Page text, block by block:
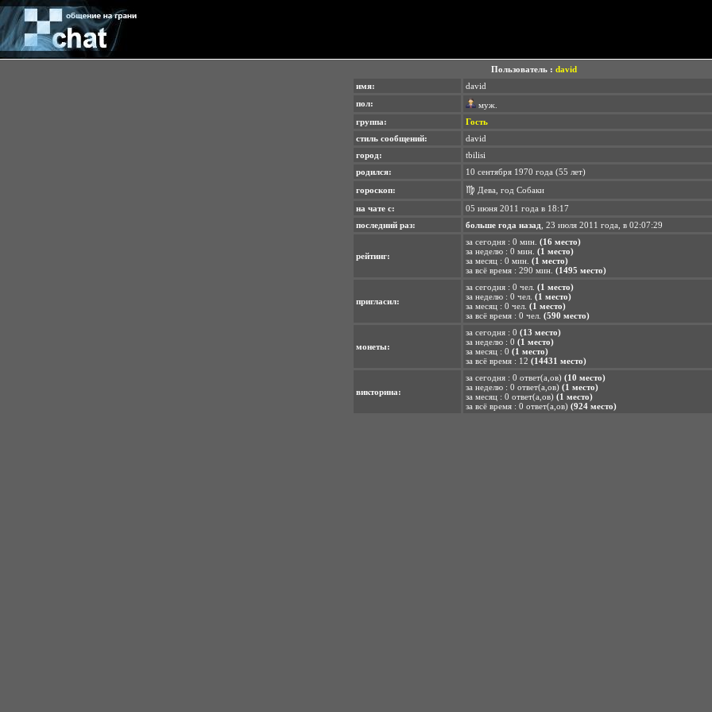
Пользователь : david
имя:
david
пол:
муж.
группа:
Гость
стиль сообщений:
david
город:
tbilisi
родился:
10 сентября 1970 года (55 лет)
гороскоп:
♍ Дева, год Собаки
на чате с:
05 июня 2011 года в 18:17
последний раз:
больше года назад , 23 июля 2011 года, в 02:07:29
рейтинг:
за сегодня : 0 мин. (16 место)
за неделю : 0 мин. (1 место)
за месяц : 0 мин. (1 место)
за всё время : 290 мин. (1495 место)
пригласил:
за сегодня : 0 чел. (1 место)
за неделю : 0 чел. (1 место)
за месяц : 0 чел. (1 место)
за всё время : 0 чел. (590 место)
монеты:
за сегодня : 0 (13 место)
за неделю : 0 (1 место)
за месяц : 0 (1 место)
за всё время : 12 (14431 место)
викторина:
за сегодня : 0 ответ(а,ов) (10 место)
за неделю : 0 ответ(а,ов) (1 место)
за месяц : 0 ответ(а,ов) (1 место)
за всё время : 0 ответ(а,ов) (924 место)